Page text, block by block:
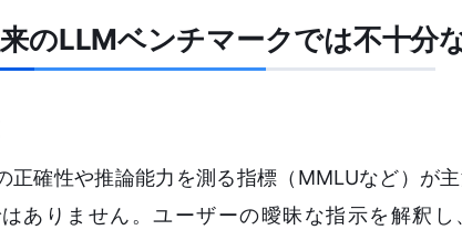
のLLMベンチマークでは不十分
確性や推論能力を測る指標（MMLUなど）が主
ありません。ユーザーの曖昧な指示を解釈し